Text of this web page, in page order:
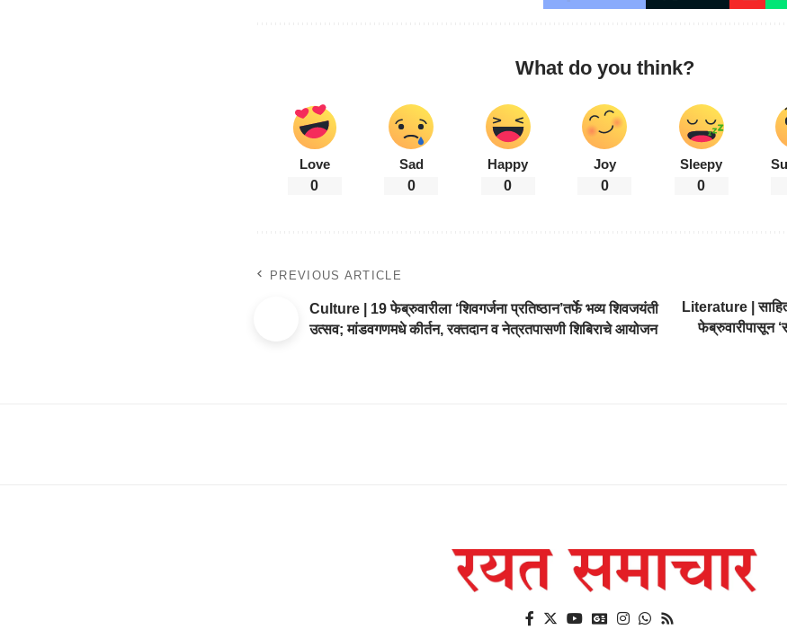
What do you think?
Love
0
Sad
0
Happy
0
Joy
0
Sleepy
0
PREVIOUS ARTICLE
Culture | 19 फेब्रुवारीला ‘शिवगर्जना प्रतिष्ठान’तर्फे भव्य शिवजयंती
उत्सव; मांडवगणमधे कीर्तन, रक्तदान व नेत्रतपासणी शिबिराचे आयोजन
Literature |
फेब्रुवारीपासून